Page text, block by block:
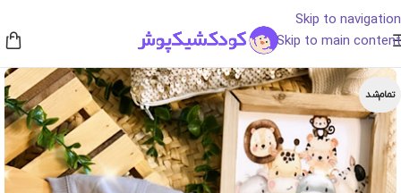
Skip to navigation
Skip to main content
تمام‌شد